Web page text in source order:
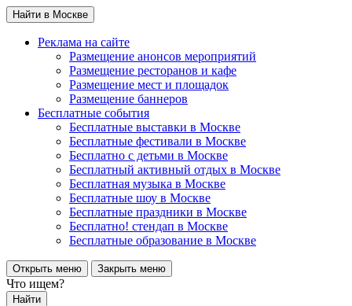
Найти в Москве
Реклама на сайте
Размещение анонсов мероприятий
Размещение ресторанов и кафе
Размещение мест и площадок
Размещение баннеров
Бесплатные события
Бесплатные выставки в Москве
Бесплатные фестивали в Москве
Бесплатно с детьми в Москве
Бесплатный активный отдых в Москве
Бесплатная музыка в Москве
Бесплатные шоу в Москве
Бесплатные праздники в Москве
Бесплатно! стендап в Москве
Бесплатные образование в Москве
Открыть меню Закрыть меню
Что ищем?
Найти